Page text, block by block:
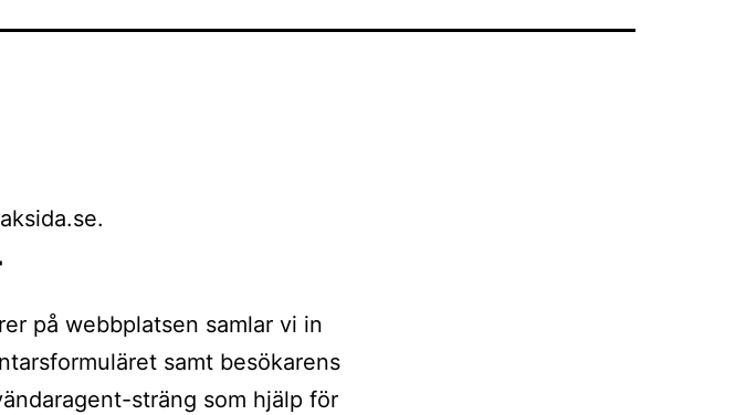
på webbplatsen samlar vi in
samt besökarens
sträng som hjälp för